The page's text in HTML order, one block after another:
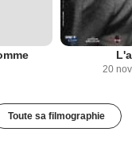
20
Toute sa filmographie